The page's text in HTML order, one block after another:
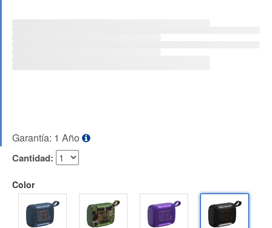
Garantía: 1 Año
Cantidad:
Color